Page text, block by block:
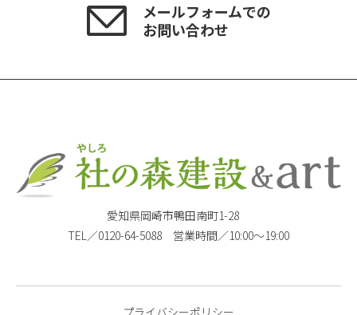
メールフォームでの
お問い合わせ
愛知県岡崎市鴨田南町1-28
TEL／0120-64-5088 営業時間／10:00〜19:00